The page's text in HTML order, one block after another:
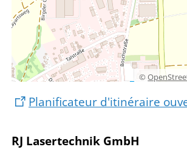
©
Planificateur d'itinéraire
RJ Lasertechnik GmbH